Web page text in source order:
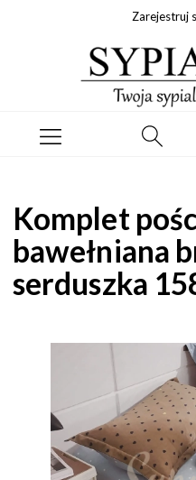
Zarejestruj
Komplet
bawełniana
serduszka